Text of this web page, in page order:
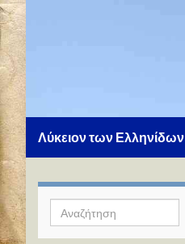
Λύκειον των Ελληνίδων
Search for: